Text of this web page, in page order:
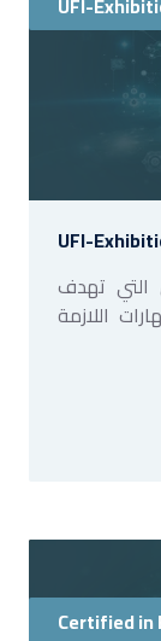
UFI-
التي تهدف
اللازمة
Certified